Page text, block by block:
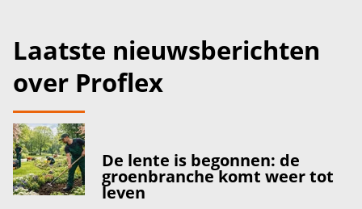
Laatste nieuwsberichten
over Proflex
De lente is begonnen: de
groenbranche komt weer tot
leven